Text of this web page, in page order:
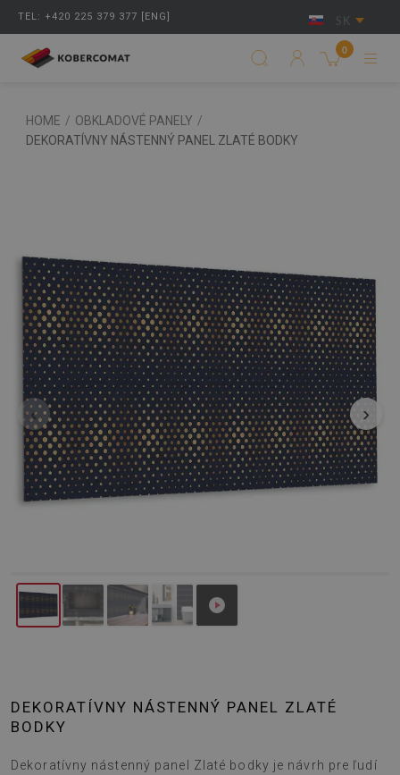
TEL: +420 225 379 377 [ENG] SK
0
HOME / OBKLADOVÉ PANELY /
DEKORATÍVNY NÁSTENNÝ PANEL ZLATÉ BODKY
‹ ›
DEKORATÍVNY NÁSTENNÝ PANEL ZLATÉ
BODKY
Dekoratívny nástenný panel Zlaté bodky je návrh pre ľudí